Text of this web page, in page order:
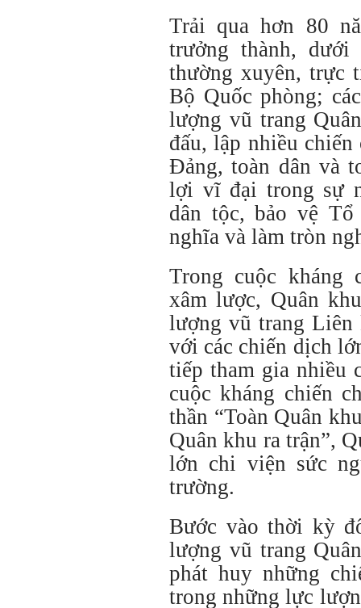
Trải qua hơn 80
trưởng thành,
thường xuyên, trực
Bộ Quốc phòng;
lượng vũ trang
đấu, lập nhiều
Đảng, toàn dân và
lợi vĩ đại trong sự
dân tộc, bảo vệ
nghĩa và làm tròn
Trong cuộc kháng
xâm lược, Quân
lượng vũ trang Liên
với các chiến dịch
tiếp tham gia nhiều
cuộc kháng chiến
thần “Toàn Quân
Quân khu ra trận”,
lớn chi viện sức
trường.
Bước vào thời kỳ
lượng vũ trang
phát huy những
trong những lực